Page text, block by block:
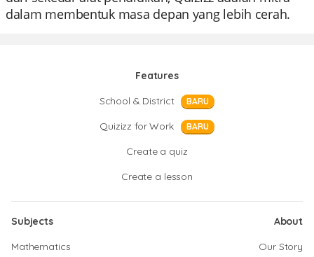
dalam membentuk masa depan yang lebih cerah.
Features
School & District
BARU
Quizizz for Work BARU
Create a quiz
Create a lesson
Subjects
Mathematics
About
Our Story